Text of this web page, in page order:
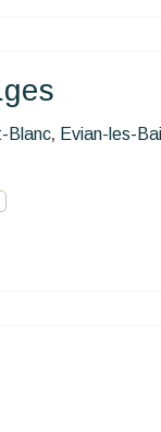
Blanc, Evian-les-